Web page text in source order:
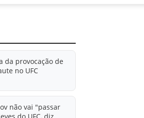
da provocação de
no UFC
não vai "passar